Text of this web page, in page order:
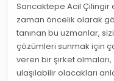
Sancaktepe Acil Çilingir
zaman öncelik olarak
tanınan bu uzmanlar,
çözümleri sunmak için
veren bir şirket
ulaşılabilir olacakları